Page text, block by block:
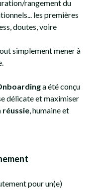
rangement du
les premières
doutes, voire
simplement mener à
a été conçu
délicate et maximiser
, humaine et
pour un(e)